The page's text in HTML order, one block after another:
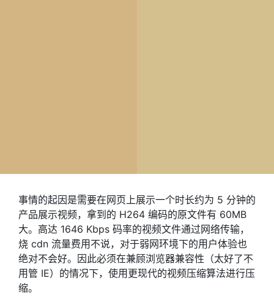
事情的起因是需要在网页上展示一个时长约为 5 分钟的
产品展示视频，拿到的 H264 编码的原文件有 60MB
大。高达 1646 Kbps 码率的视频文件通过网络传输，
烧 cdn 流量费用不说，对于弱网环境下的用户体验也
绝对不会好。因此必须在兼顾浏览器兼容性（太好了不
用管 IE）的情况下，使用更现代的视频压缩算法进行压
缩。